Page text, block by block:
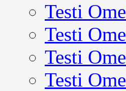
Testi
Testi
Testi
Testi